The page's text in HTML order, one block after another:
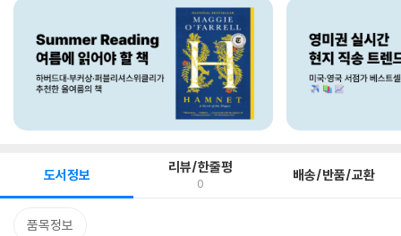
도서정보 리뷰/한줄평
0 배송/반품/교환
품목정보